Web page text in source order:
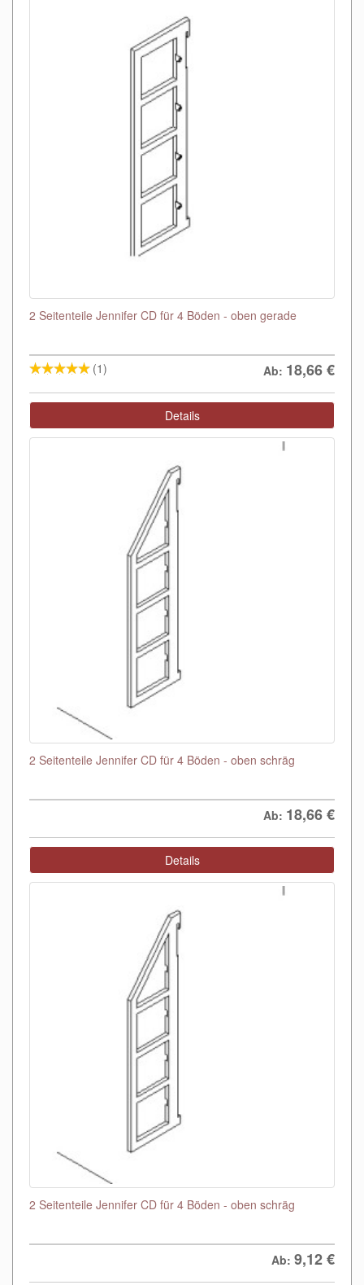
2 Seitenteile Jennifer CD für 4 Böden - oben gerade
(1) Ab: 18,66€
Details
2 Seitenteile Jennifer CD für 4 Böden - oben schräg
Ab: 18,66€
Details
2 Seitenteile Jennifer CD für 4 Böden - oben schräg
Ab: 9,12€